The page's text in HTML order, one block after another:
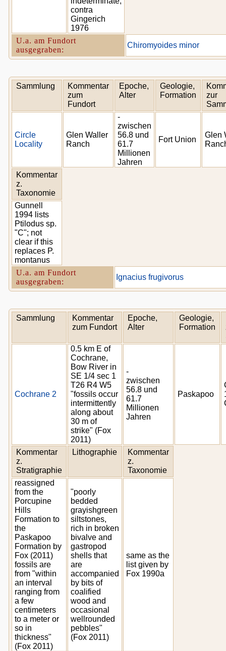
contra
Gingerich
1976
U.a. am Fundort
ausgegraben:
Chiromyoides minor
Sammlung
Kommentar
zum
Fundort
Epoche,
Alter
Geologie,
Formation
zur
Circle
Locality
Glen Waller
Ranch
-
zwischen
56.8 und
61.7
Millionen
Jahren
Fort Union
Glen
Kommentar
z.
Taxonomie
Gunnell
1994 lists
Ptilodus sp.
"C"; not
clear if this
replaces P.
montanus
U.a. am Fundort
ausgegraben:
Ignacius frugivorus
Sammlung
Kommentar
zum Fundort
Epoche,
Alter
Geologie,
Formation
Cochrane 2
0.5 km E of
Cochrane,
Bow River in
SE 1/4 sec 1
T26 R4 W5
"fossils occur
intermittently
along about
30 m of
strike" (Fox
2011)
-
zwischen
56.8 und
61.7
Millionen
Jahren
Paskapoo
Kommentar
z.
Stratigraphie
Lithographie
Kommentar
z.
Taxonomie
reassigned
from the
Porcupine
Hills
Formation to
the
Paskapoo
Formation by
Fox (2011)
fossils are
from "within
an interval
ranging from
a few
centimeters
to a meter or
so in
thickness"
(Fox 2011)
"poorly
bedded
grayishgreen
siltstones,
rich in broken
bivalve and
gastropod
shells that
are
accompanied
by bits of
coalified
wood and
occasional
wellrounded
pebbles"
(Fox 2011)
same as the
list given by
Fox 1990a